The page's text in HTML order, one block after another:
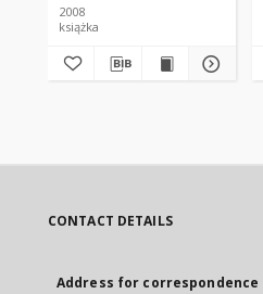
2008
książka
CONTACT DETAILS
Address for correspondence